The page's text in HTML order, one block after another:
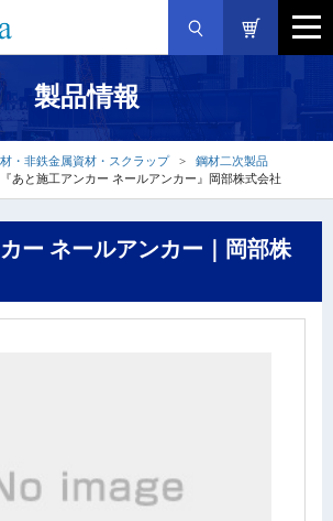
製品情報
・非鉄金属資材・スクラップ
鋼材二次製品
『あと施工アンカー ネールアンカー』岡部株式会社
ー ネールアンカー｜岡部株